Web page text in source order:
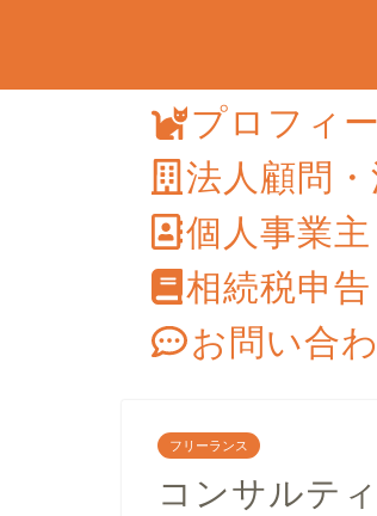
プロフィ
法人顧問
個人事業
相続税申
お問い合
フリーランス
コンサルテ